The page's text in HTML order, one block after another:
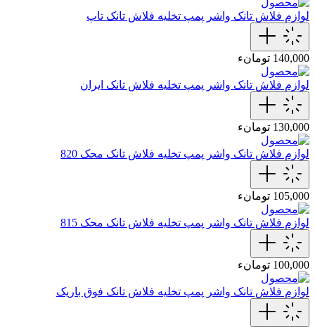
لوازم فلاش تانک واشر پمپ تخلیه فلاش تانک تاپ
140,000 تومانء
لوازم فلاش تانک واشر پمپ تخلیه فلاش تانک ایران
130,000 تومانء
لوازم فلاش تانک واشر پمپ تخلیه فلاش تانک محک 820
105,000 تومانء
لوازم فلاش تانک واشر پمپ تخلیه فلاش تانک محک 815
100,000 تومانء
لوازم فلاش تانک واشر پمپ تخلیه فلاش تانک فوق باریک